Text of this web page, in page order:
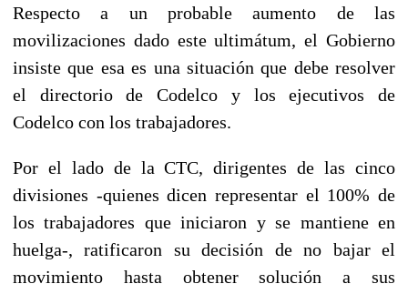
Respecto a un probable aumento de las
movilizaciones dado este ultimátum, el Gobierno
insiste que esa es una situación que debe resolver
el directorio de Codelco y los ejecutivos de
Codelco con los trabajadores.
Por el lado de la CTC, dirigentes de las cinco
divisiones -quienes dicen representar el 100% de
los trabajadores que iniciaron y se mantiene en
huelga-, ratificaron su decisión de no bajar el
movimiento hasta obtener solución a sus